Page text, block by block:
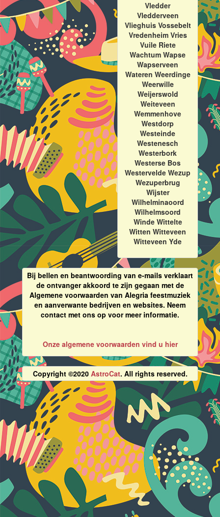
Vledder
Vledderveen
Vlieghuis Vossebelt
Vredenheim Vries
Vuile Riete
Wachtum Wapse
Wapserveen
Wateren Weerdinge
Weerwille
Weijerswold
Weiteveen
Wemmenhove
Westdorp
Westeinde
Westenesch
Westerbork
Westerse Bos
Westervelde Wezup
Wezuperbrug
Wijster
Wilhelminaoord
Wilhelmsoord
Winde Wittelte
Witten Witteveen
Witteveen Yde
Bij bellen en beantwoording van e-mails verklaart
de ontvanger akkoord te zijn gegaan met de
Algemene voorwaarden van Alegria feestmuziek
en aanverwante bedrijven en websites. Neem
contact met ons op voor meer informatie.
Onze algemene voorwaarden vind u hier
Copyright ©2020 AstroCat. All rights reserved.